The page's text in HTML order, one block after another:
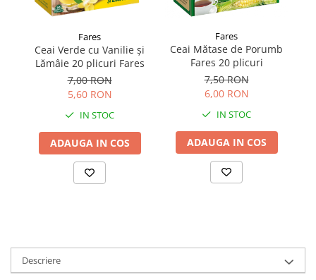
Fares
Ceai Verde cu Vanilie și
Lămâie 20 plicuri Fares
7,00 RON
5,60 RON
IN STOC
ADAUGA IN COS
Fares
Ceai Mătase de Porumb
Fares 20 plicuri
7,50 RON
6,00 RON
IN STOC
ADAUGA IN COS
Descriere